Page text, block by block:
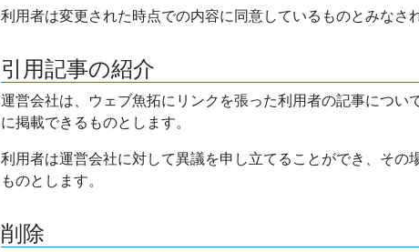
利用者は変更された時点での内容に同意しているものとみなさ
引用記事の紹介
運営会社は、ウェブ魚拓にリンクを張った利用者の記事につい
に掲載できるものとします。
利用者は運営会社に対して異議を申し立てることができ、その
ものとします。
削除